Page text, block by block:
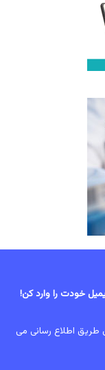
خودت را وارد کن!
طریق اطلاع رسانی می